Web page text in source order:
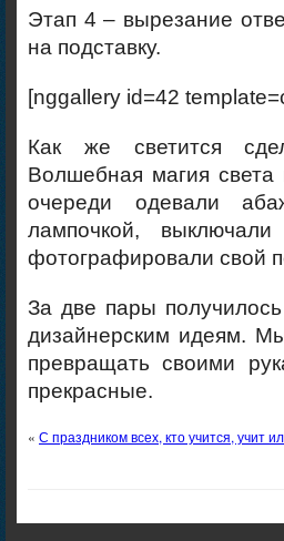
Этап 4 – вырезание
на подставку.
[nggallery id=42
Как же светится
Волшебная магия света
очереди одевали
лампочкой,
фотографировали свой
За две пары
дизайнерским идеям.
превращать своими
прекрасные.
« С праздником всех, кто учится, учит